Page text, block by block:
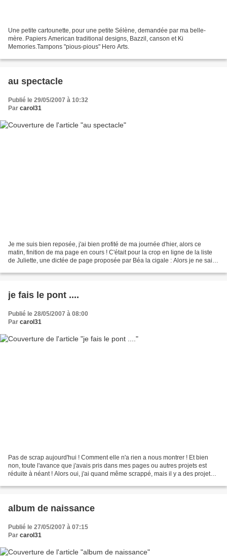
Une petite cartounette, pour une petite Sélène, demandée par ma belle-
mère. Papiers American traditional designs, Bazzil, canson et Ki
Memories.Tampons "pious-pious" Hero Arts.
au spectacle
Publié le 29/05/2007 à 10:32
Par carol31
Je me suis bien reposée, j'ai bien profité de ma journée d'hier, alors ce
matin, finition de ma page en cours ! C'était pour la crop en ligne de la liste
de Juliette, une dictée de page proposée par Béa la cigale : Alors je ne sais
je fais le pont ....
Publié le 28/05/2007 à 08:00
Par carol31
Pas de scrap aujourd'hui ! Comment elle n'a rien a nous montrer ! Et bien
non, toute l'avance que j'avais pris dans mes pages ou autres projets est
réduite à néant ! Alors oui, j'ai quand même scrappé, mais il y a des projets
album de naissance
Publié le 27/05/2007 à 07:15
Par carol31